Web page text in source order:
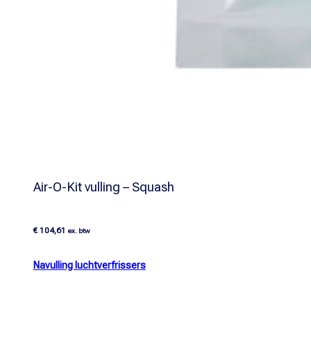
Air-O-Kit vulling – Squash
€ 104,61 ex. btw
Navulling luchtverfrissers